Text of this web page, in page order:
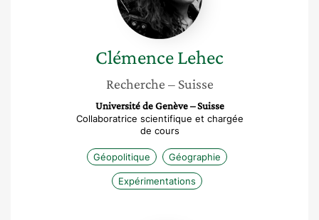
ClémenceLehec
Recherche – Suisse
Université de Genève – Suisse
Collaboratrice scientifique et chargée
de cours
Géopolitique Géographie
Expérimentations